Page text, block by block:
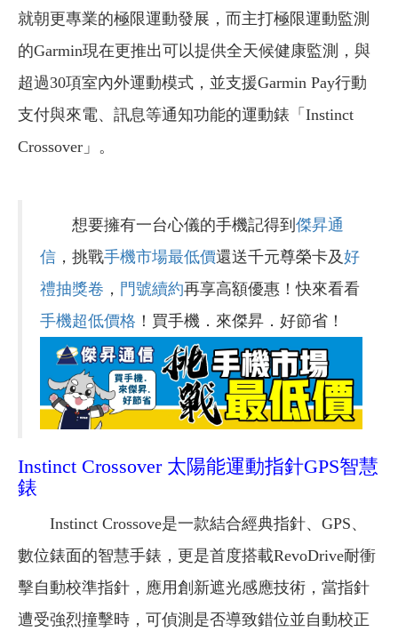
就朝更專業的極限運動發展，而主打極限運動監測
的Garmin現在更推出可以提供全天候健康監測，與
超過30項室內外運動模式，並支援Garmin Pay行動
支付與來電、訊息等通知功能的運動錶「Instinct
Crossover」。
想要擁有一台心儀的手機記得到 傑昇通
信 ，挑戰手機市場最低價還送千元尊榮卡及好
禮抽獎卷 ， 門號續約再享高額優惠！快來看看
手機超低價格 ！買手機．來傑昇．好節省！
Instinct Crossover 太陽能運動指針GPS智慧
錶
Instinct Crossove是一款結合經典指針、GPS、
數位錶面的智慧手錶，更是首度搭載RevoDrive耐衝
擊自動校準指針，應用創新遮光感應技術，當指針
遭受強烈撞擊時，可偵測是否導致錯位並自動校正